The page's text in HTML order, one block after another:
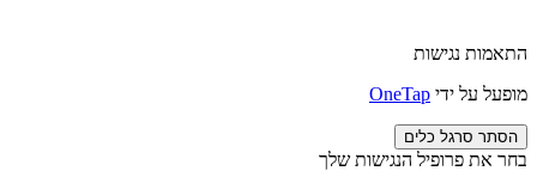
התאמות נגישות
מופעל על ידי OneTap
הסתר סרגל כלים
בחר את פרופיל הנגישות שלך